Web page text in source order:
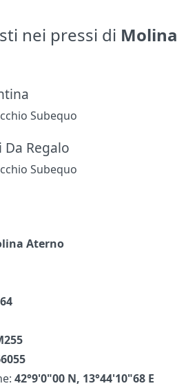
nei pressi di Molina
Subequo
Regalo
Subequo
Aterno
42°9'0"00 N, 13°44'10"68 E